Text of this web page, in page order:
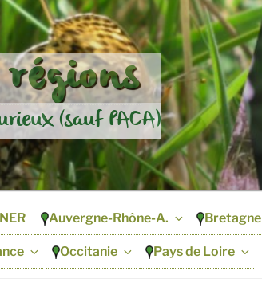
(sauf PACA)
Auvergne-Rhône-A. Bretagne
Occitanie Pays de Loire